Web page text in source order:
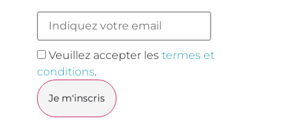
Veuillez accepter lestermes et
conditions.